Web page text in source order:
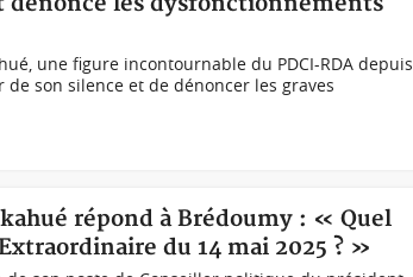
une figure incontournable du PDCI-RDA depuis
son silence et de dénoncer les graves
répond à Brédoumy : « Quel
du 14 mai 2025 ? »